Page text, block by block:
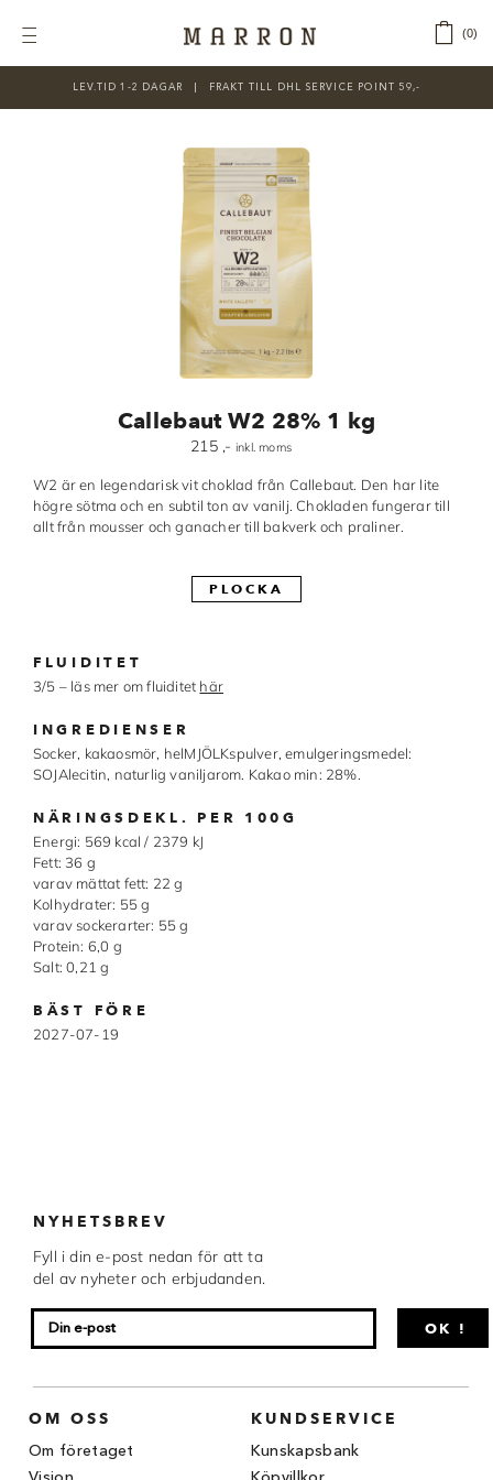
Toggle
KATEGORIER
Litteratur
Made in Sweden
Överföringsark
VARUMÄRKEN
Cacao Barry
Callebaut
Carma
Chocolate World
Chocovic
Original Beans
Webbutiken MARRON drivs av Marron
0
LEV.TID 1-2 DAGAR ‎‏‏‎ ‎‏‏‎ ‎|‏‏‎ ‎‏‏‎ ‎‏‏‎ ‎FRAKT TILL DHL SERVICE POINT 59,-
Callebaut W2 28% 1 kg
215 ,- inkl. moms
W2 är en legendarisk vit choklad från Callebaut. Den har lite
högre sötma och en subtil ton av vanilj. Chokladen fungerar till
allt från mousser och ganacher till bakverk och praliner.
PLOCKA
FLUIDITET
3/5 – läs mer om fluiditet här
INGREDIENSER
Socker, kakaosmör, helMJÖLKspulver, emulgeringsmedel:
SOJAlecitin, naturlig vaniljarom. Kakao min: 28%.
NÄRINGSDEKL. PER 100G
Energi: 569 kcal / 2379 kJ
Fett: 36 g
varav mättat fett: 22 g
Kolhydrater: 55 g
varav sockerarter: 55 g
Protein: 6,0 g
Salt: 0,21 g
BÄST FÖRE
2027-07-19
NYHETSBREV
Fyll i din e-post nedan för att ta
del av nyheter och erbjudanden.
OK !
OM OSS
Om företaget
KUNDSERVICE
Kunskapsbank